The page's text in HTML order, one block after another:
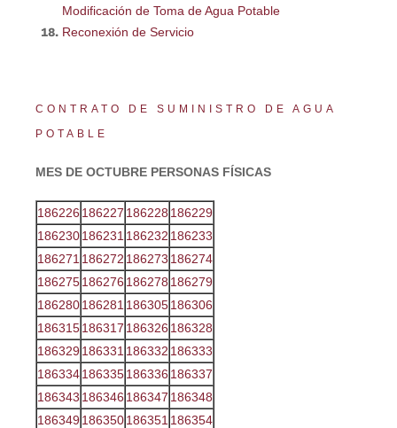
Modificación de Toma de Agua Potable
Reconexión de Servicio
CONTRATO DE SUMINISTRO DE AGUA
POTABLE
MES DE OCTUBRE PERSONAS FÍSICAS
186226 186227 186228 186229
186230186231 186232 186233
186271 186272 186273 186274
186275186276 186278 186279
186280186281 186305186306
186315186317 186326 186328
186329186331 186332 186333
186334186335186336 186337
186343 186346 186347 186348
186349186350186351 186354